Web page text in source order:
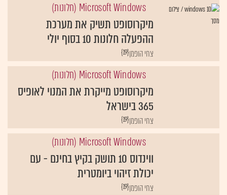
Microsoft Windows (חלונות)
מיקרוסופט תשיק את מערכת
ההפעלה חלונות 10 בסוף יולי
{19}צחי הופמן
Microsoft Windows (חלונות)
מיקרוסופט מייקרת את המנוי לאופיס
365 בישראל
{19}צחי הופמן
Microsoft Windows (חלונות)
ווינדוס 10 תושק בקיץ בחינם - עם
יכולת זיהוי ביומטרית
{19}צחי הופמן